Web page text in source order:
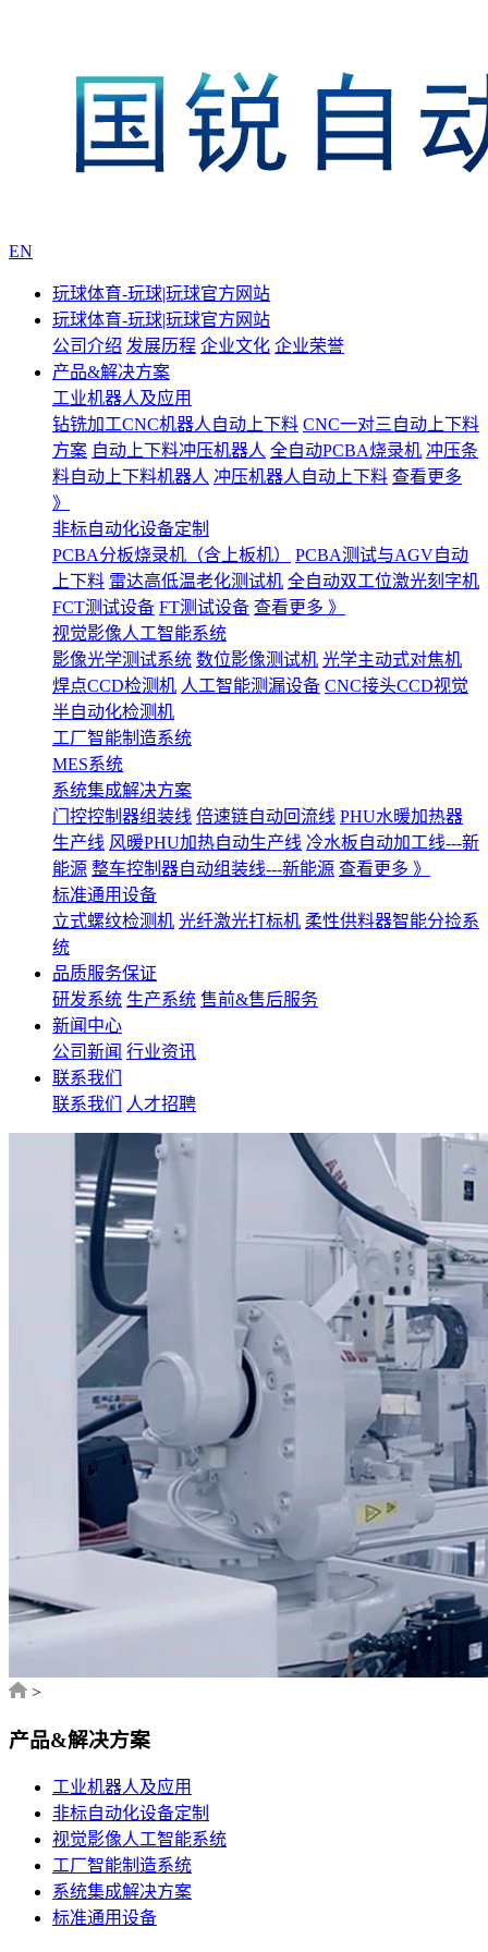
EN
玩球体育-玩球|玩球官方网站
玩球体育-玩球|玩球官方网站
公司介绍 发展历程 企业文化 企业荣誉
产品&解决方案
工业机器人及应用
钻铣加工CNC机器人自动上下料 CNC一对三自动上下料
方案 自动上下料冲压机器人 全自动PCBA烧录机 冲压条
料自动上下料机器人 冲压机器人自动上下料 查看更多
》
非标自动化设备定制
PCBA分板烧录机（含上板机）
PCBA测试与AGV自动
上下料 雷达高低温老化测试机 全自动双工位激光刻字机
FCT测试设备 FT测试设备 查看更多 》
视觉影像人工智能系统
影像光学测试系统 数位影像测试机 光学主动式对焦机
焊点CCD检测机 人工智能测漏设备 CNC接头CCD视觉
半自动化检测机
工厂智能制造系统
MES系统
系统集成解决方案
门控控制器组装线 倍速链自动回流线 PHU水暖加热器
生产线 风暖PHU加热自动生产线 冷水板自动加工线---新
能源 整车控制器自动组装线---新能源 查看更多 》
标准通用设备
立式螺纹检测机 光纤激光打标机 柔性供料器智能分捡系
统
品质服务保证
研发系统 生产系统 售前&售后服务
新闻中心
公司新闻 行业资讯
联系我们
联系我们
人才招聘
>
产品&解决方案
工业机器人及应用
非标自动化设备定制
视觉影像人工智能系统
工厂智能制造系统
系统集成解决方案
标准通用设备